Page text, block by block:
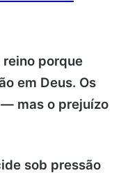
reino porque
em Deus. Os
mas o prejuízo
sob pressão